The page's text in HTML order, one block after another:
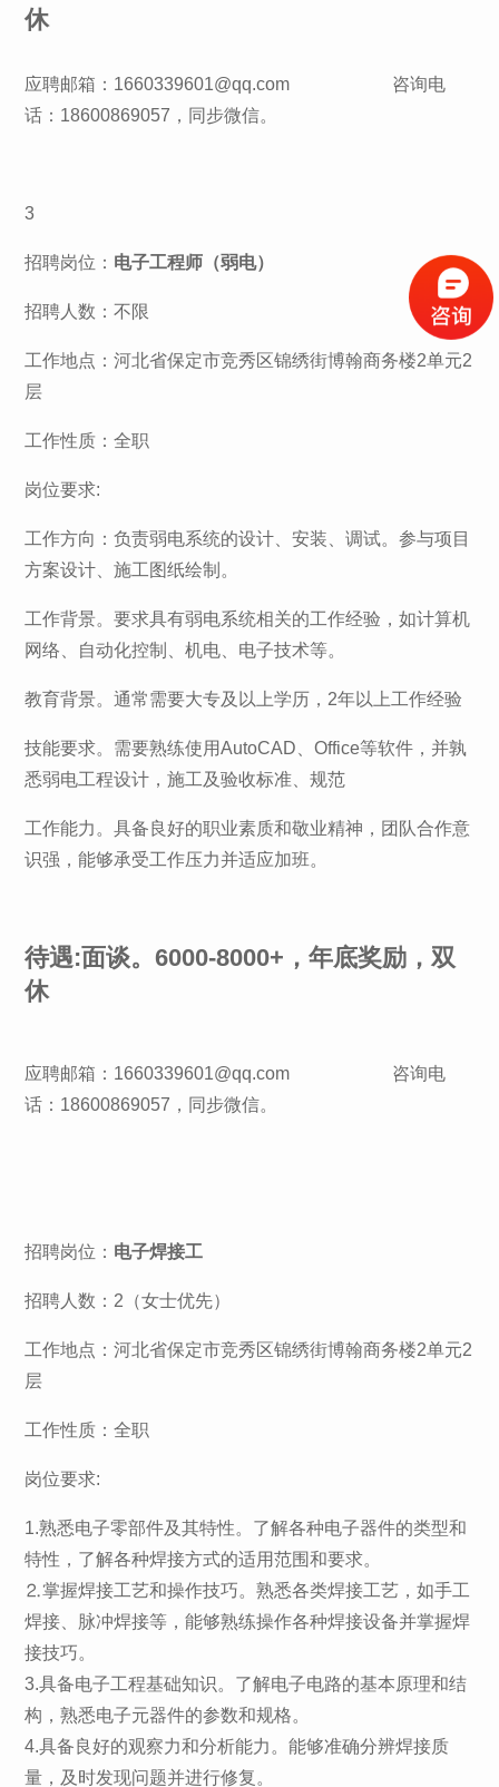
休
应聘邮箱：1660339601@qq.com 咨询电
话：18600869057，同步微信。
3
招聘岗位： 电子工程师（弱电）
招聘人数：不限
工作地点：河北省保定市竞秀区锦绣街博翰商务楼2单元2
层
工作性质：全职
岗位要求:
工作方向：负责弱电系统的设计、安装、调试。参与项目
方案设计、施工图纸绘制。
工作背景。要求具有弱电系统相关的工作经验，如计算机
网络、自动化控制、机电、电子技术等。
教育背景。通常需要大专及以上学历，2年以上工作经验
技能要求。需要熟练使用AutoCAD、Office等软件，并孰
悉弱电工程设计，施工及验收标准、规范
工作能力。具备良好的职业素质和敬业精神，团队合作意
识强，能够承受工作压力并适应加班。
待遇:面谈。6000-8000+，年底奖励，双
休
应聘邮箱：1660339601@qq.com 咨询电
话：18600869057，同步微信。
招聘岗位： 电子焊接工
招聘人数：2（女士优先）
工作地点：河北省保定市竞秀区锦绣街博翰商务楼2单元2
层
工作性质：全职
岗位要求:
1.熟悉电子零部件及其特性。了解各种电子器件的类型和
特性，了解各种焊接方式的适用范围和要求。
⒉掌握焊接工艺和操作技巧。熟悉各类焊接工艺，如手工
焊接、脉冲焊接等，能够熟练操作各种焊接设备并掌握焊
接技巧。
3.具备电子工程基础知识。了解电子电路的基本原理和结
构，熟悉电子元器件的参数和规格。
4.具备良好的观察力和分析能力。能够准确分辨焊接质
量，及时发现问题并进行修复。